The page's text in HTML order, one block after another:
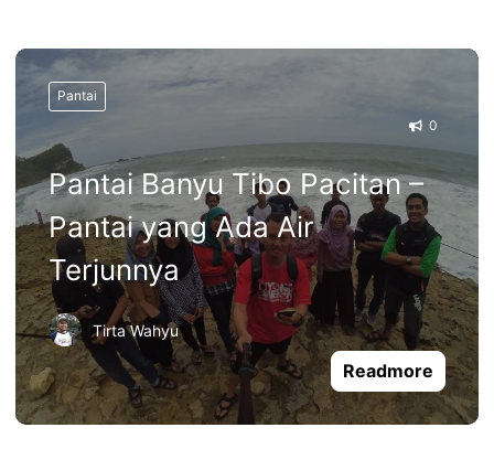
Pantai
0
Pantai Banyu Tibo Pacitan –
Pantai yang Ada Air
Terjunnya
Tirta Wahyu
Readmore